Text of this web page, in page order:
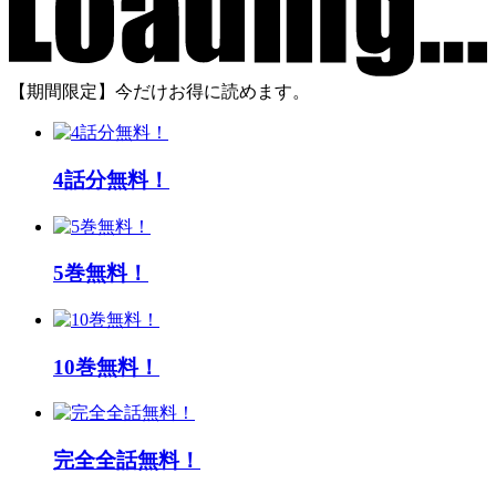
【期間限定】今だけお得に読めます。
4話分無料！
5巻無料！
10巻無料！
完全全話無料！